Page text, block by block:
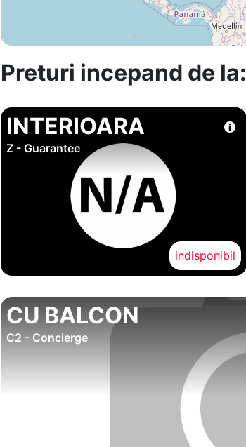
Preturi incepand de la:
INTERIOARA
Z - Guarantee
indisponibil
CU BALCON
C2 - Concierge